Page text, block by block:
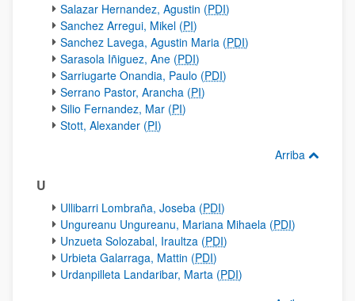
Salazar Hernandez, Agustin (PDI)
Sanchez Arregui, Mikel (PI)
Sanchez Lavega, Agustin Maria (PDI)
Sarasola Iñiguez, Ane (PDI)
Sarriugarte Onandia, Paulo (PDI)
Serrano Pastor, Arancha (PI)
Silio Fernandez, Mar (PI)
Stott, Alexander (PI)
Arriba
U
Ullibarri Lombraña, Joseba (PDI)
Ungureanu Ungureanu, Mariana Mihaela (PDI)
Unzueta Solozabal, Iraultza (PDI)
Urbieta Galarraga, Mattin (PDI)
Urdanpilleta Landaribar, Marta (PDI)